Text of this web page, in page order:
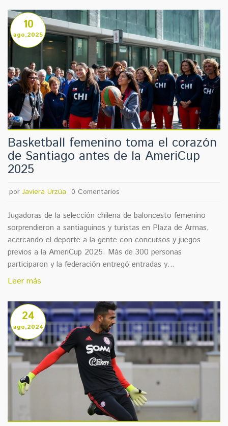
10
ago,2025
Basketball femenino toma el corazón
de Santiago antes de la AmeriCup
2025
por Javiera Urzúa 0 Comentarios
Jugadoras de la selección chilena de baloncesto femenino
sorprendieron a santiaguinos y turistas en Plaza de Armas,
acercando el deporte a la gente con concursos y juegos
previos a la AmeriCup 2025. Más de 300 personas
participaron y la federación entregó entradas y
merchandising.
Leer más
24
ago,2024